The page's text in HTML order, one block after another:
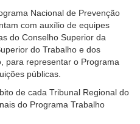
Nacional de Prevenção
com auxílio de equipes
do Conselho Superior da
do Trabalho e dos
para representar o Programa
públicas.
de cada Tribunal Regional do
do Programa Trabalho